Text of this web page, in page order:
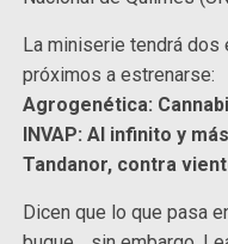
La miniserie tendrá
próximos a estrenarse:
Agrogenética:
INVAP: Al infinito y
Tandanor, contra
Dicen que lo que pasa